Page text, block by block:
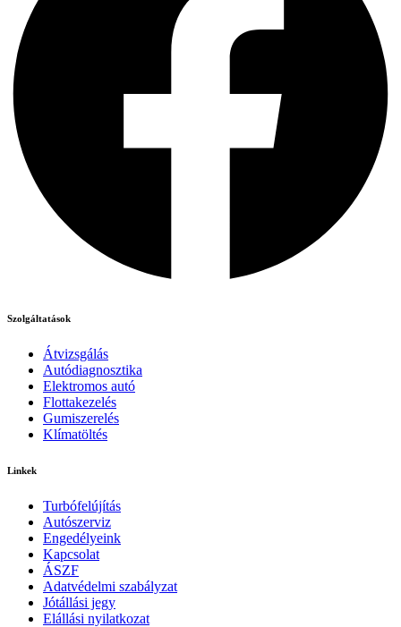
Szolgáltatások
Átvizsgálás
Autódiagnosztika
Elektromos autó
Flottakezelés
Gumiszerelés
Klímatöltés
Linkek
Turbófelújítás
Autószerviz
Engedélyeink
Kapcsolat
ÁSZF
Adatvédelmi szabályzat
Jótállási jegy
Elállási nyilatkozat